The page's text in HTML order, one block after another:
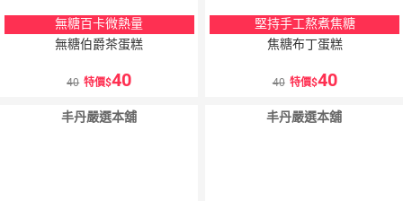
無糖百卡微熱量
無糖伯爵茶蛋糕
40 特價 40
堅持手工熬煮焦糖
焦糖布丁蛋糕
40 特價 40
丰丹嚴選本舖 丰丹嚴選本舖